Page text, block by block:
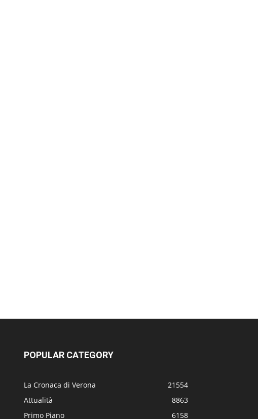
POPULAR CATEGORY
La Cronaca di Verona
21554
Attualità
8863
Primo Piano
6158